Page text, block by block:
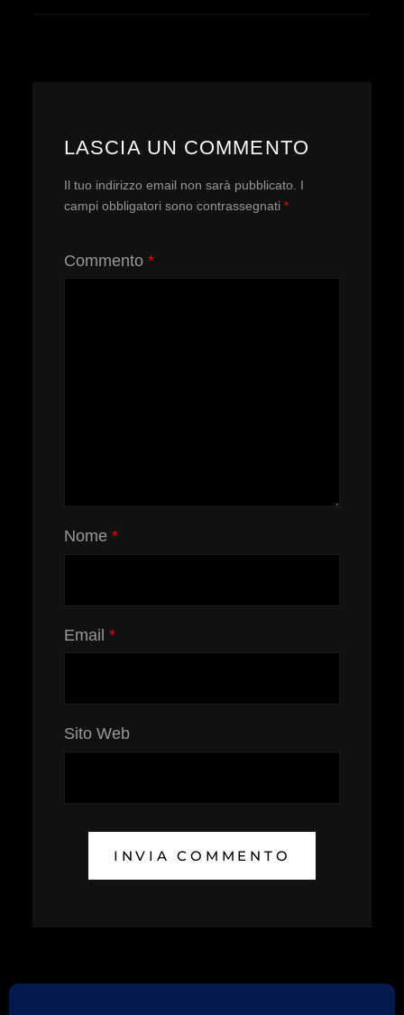
LASCIA UN COMMENTO
Il tuo indirizzo email non sarà pubblicato.
I
campi obbligatori sono contrassegnati *
Commento *
Nome *
Email *
Sito Web